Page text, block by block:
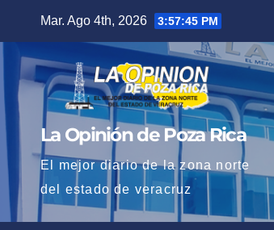
contenido
Mar. Ago 4th, 2026 3:57:46 PM
La Opinión de Poza Rica
El mejor diario de la zona norte
del estado de veracruz